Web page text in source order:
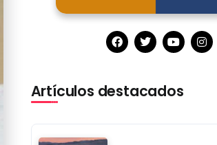
Artículos destacados